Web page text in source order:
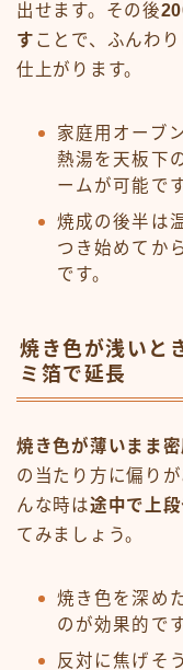
出せます。その後
す ことで、ふんわ
仕上がります。
家庭用オーブ
熱湯を天板下
ームが可能です
焼成の後半は
つき始めてか
です。
焼き色が浅いと
ミ箔で延長
焼き色が薄いまま
の当たり方に偏り
んな時は途中で上
てみましょう。
焼き色を深め
のが効果的です
反対に焦げそ